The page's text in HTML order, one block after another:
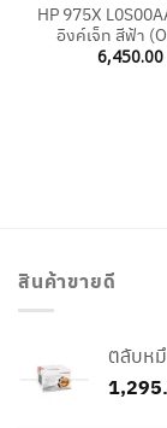
HP 975X
อิงค์เจ็ท สีฟ้า
6,450.00
สินค้าขายดี
ตลับห